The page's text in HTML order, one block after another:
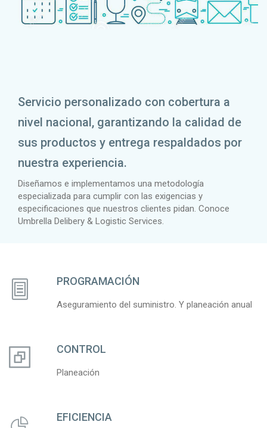
Servicio personalizado con cobertura a
nivel nacional, garantizando la calidad de
sus productos y entrega respaldados por
nuestra experiencia.
Diseñamos e implementamos una metodología
especializada para cumplir con las exigencias y
especificaciones que nuestros clientes pidan. Conoce
Umbrella Delibery & Logistic Services.
PROGRAMACIÓN
Aseguramiento del suministro. Y planeación anual
CONTROL
Planeación
EFICIENCIA